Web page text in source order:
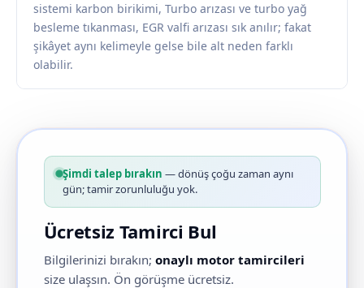
sistemi karbon birikimi, Turbo arızası ve turbo yağ
besleme tıkanması, EGR valfi arızası sık anılır; fakat
şikâyet aynı kelimeyle gelse bile alt neden farklı
olabilir.
Şimdi talep bırakın — dönüş çoğu zaman aynı
gün; tamir zorunluluğu yok.
Ücretsiz Tamirci Bul
Bilgilerinizi bırakın; onaylı motor tamircileri
size ulaşsın. Ön görüşme ücretsiz.